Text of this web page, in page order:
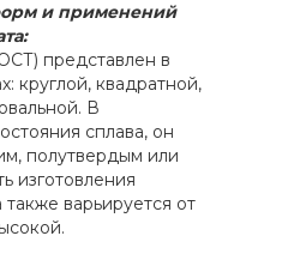
и применений
представлен в
круглой, квадратной,
В
сплава, он
полутвердым или
изготовления
также варьируется от